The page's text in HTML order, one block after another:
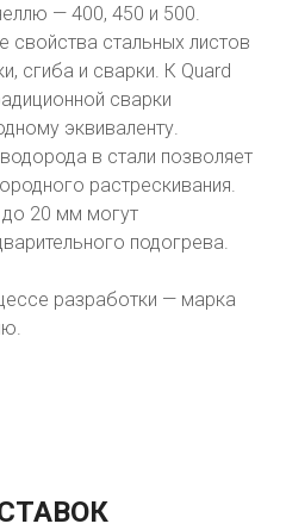
— 400, 450 и 500.
свойства стальных листов
сгиба и сварки. К Quard
сварки
эквиваленту.
в стали позволяет
растрескивания.
до 20 мм могут
подогрева.
разработки — марка